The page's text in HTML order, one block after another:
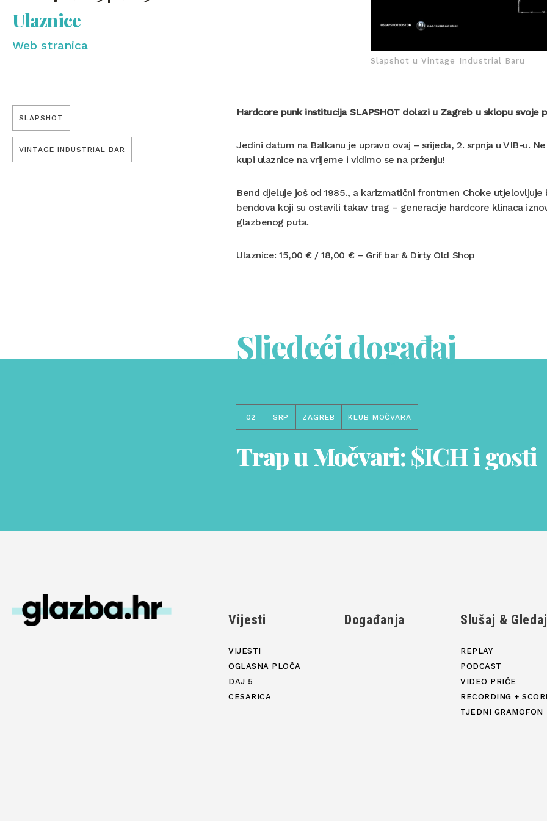
Ulaznice
Web stranica
Slapshot u Vintage Industrial Baru
SLAPSHOT
VINTAGE INDUSTRIAL BAR
Hardcore punk institucija SLAPSHOT dolazi u Zagreb u sklopu svoje
Jedini datum na Balkanu je upravo ovaj – srijeda, 2. srpnja u VIB-u.
kupi ulaznice na vrijeme i vidimo se na prženju!
Bend djeluje još od 1985., a karizmatični frontmen Choke
bendova koji su ostavili takav trag – generacije hardcore klinaca
glazbenog puta.
Ulaznice: 15,00 € / 18,00 € – Grif bar & Dirty Old Shop
Sljedeći događaj
02 SRP ZAGREB KLUB MOČVARA
Trap u Močvari: $ICH i gosti
Vijesti
VIJESTI
OGLASNA PLOČA
DAJ 5
CESARICA
Događanja Slušaj & Gledaj
REPLAY
PODCAST
VIDEO PRIČE
RECORDING +
TJEDNI GRAMOFON